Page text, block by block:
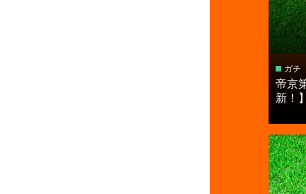
ガチ
帝京
新！】